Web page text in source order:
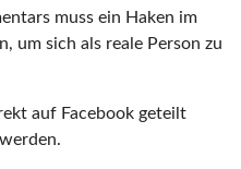
muss ein Haken im
um sich als reale Person zu
auf Facebook geteilt